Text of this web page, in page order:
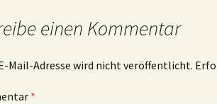
einen Kommentar
Mail-Adresse wird nicht veröffentlicht.
*